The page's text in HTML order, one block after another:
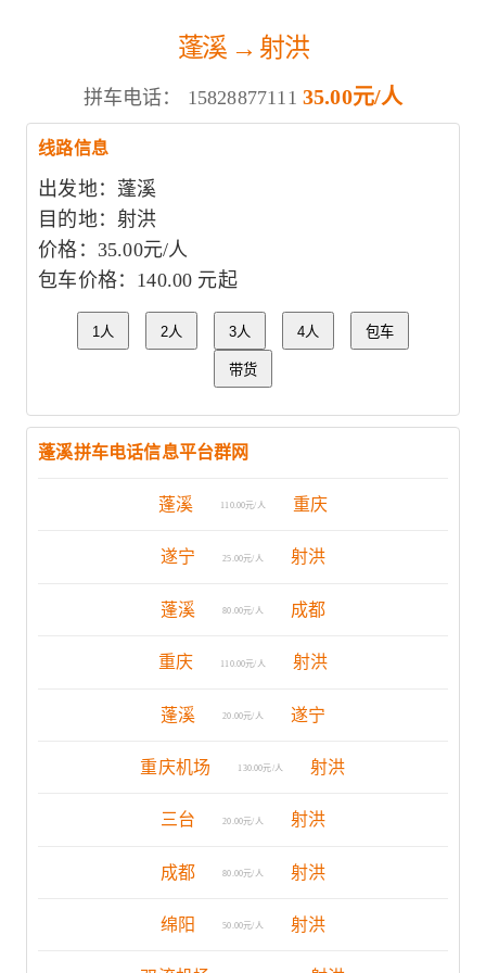
蓬溪 → 射洪
拼车电话： 15828877111 35.00元/人
线路信息
出发地：蓬溪
目的地：射洪
价格：35.00元/人
包车价格：140.00 元起
1人 2人 3人 4人 包车
带货
蓬溪拼车电话信息平台群网
蓬溪 110.00元/人 重庆
遂宁 25.00元/人 射洪
蓬溪 80.00元/人 成都
重庆 110.00元/人 射洪
蓬溪 20.00元/人 遂宁
重庆机场 130.00元/人 射洪
三台 20.00元/人 射洪
成都 80.00元/人 射洪
绵阳 50.00元/人 射洪